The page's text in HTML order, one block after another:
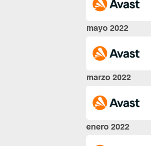
mayo 2022
marzo 2022
enero 2022